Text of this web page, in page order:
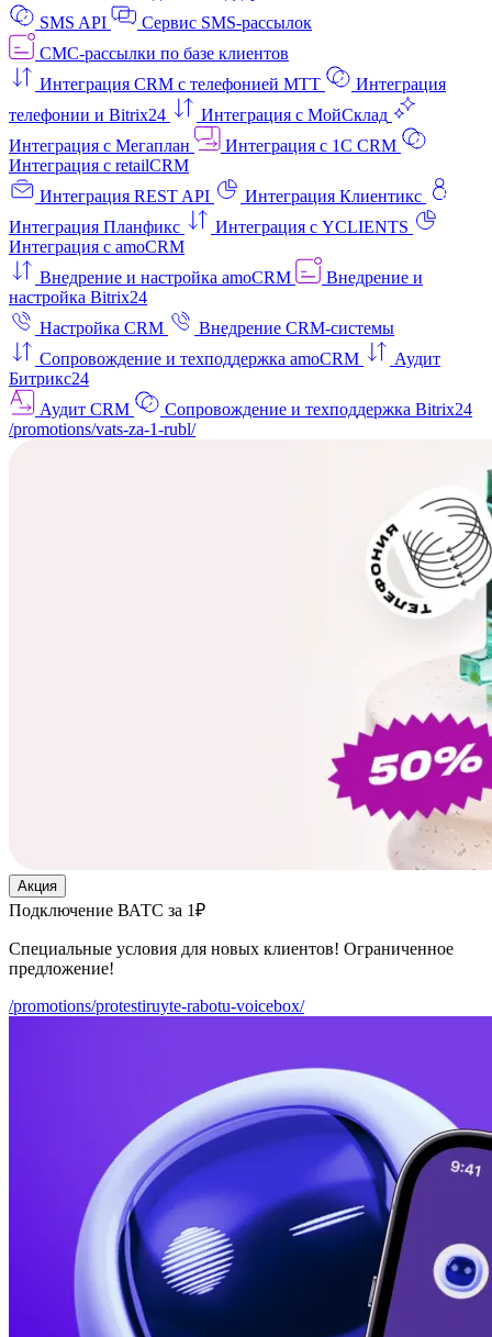
SMS API
Сервис SMS-рассылок
СМС-рассылки по базе клиентов
Интеграция CRM с телефонией МТТ
Интеграция
телефонии и Bitrix24
Интеграция с МойСклад
Интеграция с Мегаплан
Интеграция с 1C CRM
Интеграция с retailCRM
Интеграция REST API
Интеграция Клиентикс
Интеграция Планфикс
Интеграция с YCLIENTS
Интеграция с amoCRM
Внедрение и настройка amoCRM
Внедрение и
настройка Bitrix24
Настройка CRM
Внедрение CRM-системы
Сопровождение и техподдержка amoCRM
Аудит
Битрикс24
Аудит CRM
Сопровождение и техподдержка Bitrix24
/promotions/vats-za-1-rubl/
Акция
Подключение ВАТС за 1₽
Специальные условия для новых клиентов! Ограниченное
предложение!
/promotions/protestiruyte-rabotu-voicebox/